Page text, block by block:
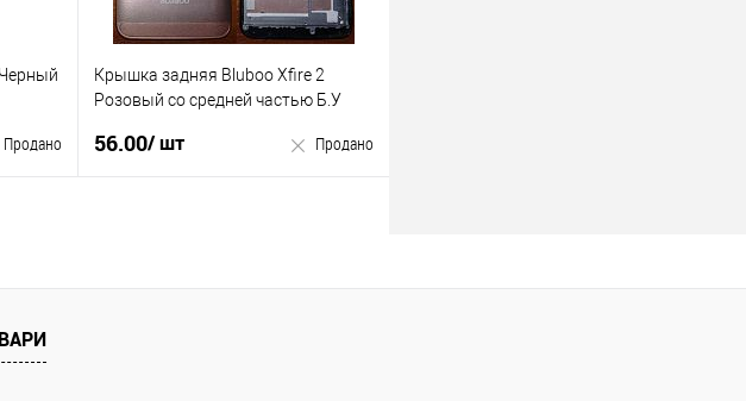
Продано
Крышка задняя Bluboo Xfire 2
Розовый со средней частью Б.У
56.00/ шт Продано